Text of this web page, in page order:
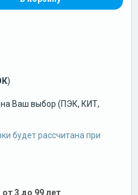
)
Ваш выбор (ПЭК, КИТ,
будет рассчитана при
от 3 до 99 лет